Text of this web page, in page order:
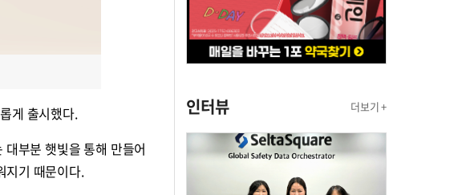
게 출시했다.
부분 햇빛을 통해 만들어
지기 때문이다.
인터뷰 더보기 +